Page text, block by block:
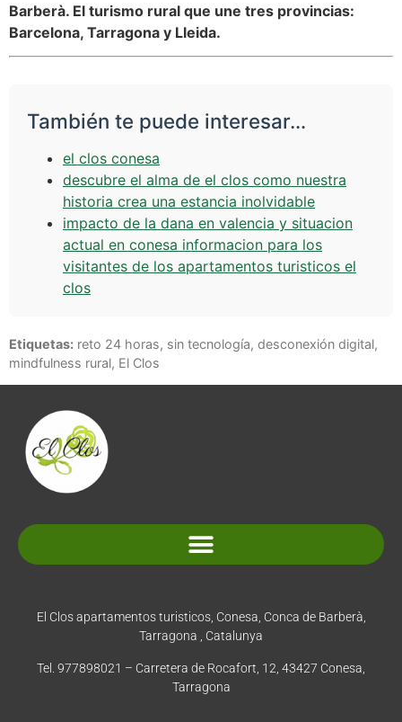
Barberà. El turismo rural que une tres provincias:
Barcelona, Tarragona y Lleida.
También te puede interesar…
el clos conesa
descubre el alma de el clos como nuestra
historia crea una estancia inolvidable
impacto de la dana en valencia y situacion
actual en conesa informacion para los
visitantes de los apartamentos turisticos el
clos
Etiquetas: reto 24 horas, sin tecnología, desconexión digital,
mindfulness rural, El Clos
El Clos apartamentos turisticos, Conesa, Conca de Barberà,
Tarragona , Catalunya
Tel. 977898021 – Carretera de Rocafort, 12, 43427 Conesa,
Tarragona